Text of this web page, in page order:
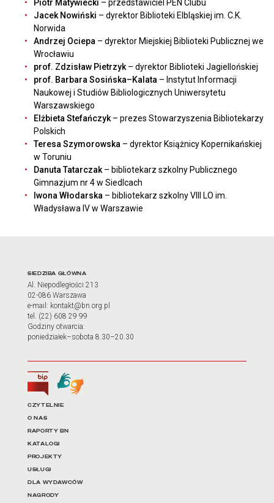
Piotr Matywiecki – przedstawiciel PEN Clubu
Jacek Nowiński – dyrektor Biblioteki Elbląskiej im. C.K.
Norwida
Andrzej Ociepa – dyrektor Miejskiej Biblioteki Publicznej we
Wrocławiu
prof. Zdzisław Pietrzyk – dyrektor Biblioteki Jagiellońskiej
prof. Barbara Sosińska–Kalata – Instytut Informacji
Naukowej i Studiów Bibliologicznych Uniwersytetu
Warszawskiego
Elżbieta Stefańczyk – prezes Stowarzyszenia Bibliotekarzy
Polskich
Teresa Szymorowska – dyrektor Książnicy Kopernikańskiej
w Toruniu
Danuta Tatarczak – bibliotekarz szkolny Publicznego
Gimnazjum nr 4 w Siedlcach
Iwona Włodarska – bibliotekarz szkolny VIII LO im.
Władysława IV w Warszawie
Adres oraz godziny
SIEDZIBA GŁÓWNA
Al. Niepodległości 213
02-086 Warszawa
e-mail: kontakt@bn.org.pl
tel. (22) 608 29 99
Godziny otwarcia:
poniedziałek–sobota 8.30–20.30
Biuletyn Informacji Publicznej
Tłumacz języka migowego
Linki do najważniejszych
CZYTELNIE
O NAS
RAPORTY BN
KATALOGI
PROJEKTY
USŁUGI
DLA WYDAWCÓW
NAGRODY